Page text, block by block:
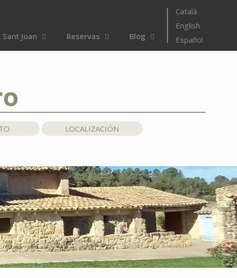
Joan Reservas Blog
Català
English
Español
LOCALIZACIÓN